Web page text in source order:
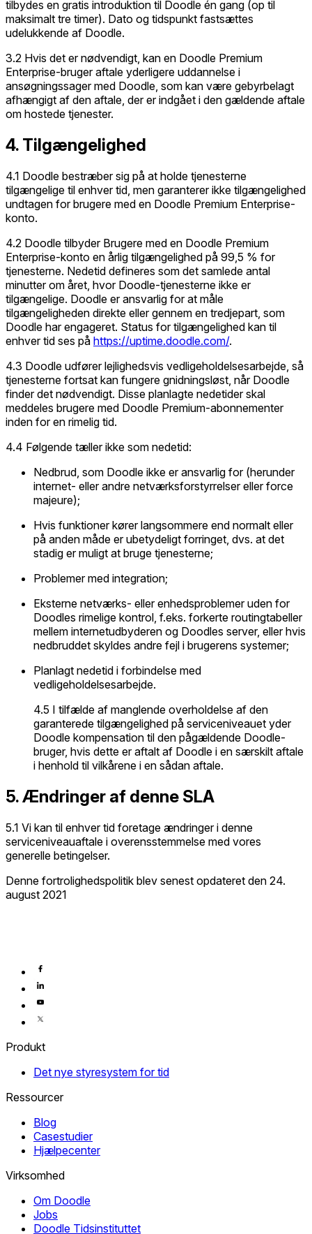
tilbydes en gratis introduktion til Doodle én gang (op til
maksimalt tre timer). Dato og tidspunkt fastsættes
udelukkende af Doodle.
3.2 Hvis det er nødvendigt, kan en Doodle Premium
Enterprise-bruger aftale yderligere uddannelse i
ansøgningssager med Doodle, som kan være gebyrbelagt
afhængigt af den aftale, der er indgået i den gældende aftale
om hostede tjenester.
4. Tilgængelighed
4.1 Doodle bestræber sig på at holde tjenesterne
tilgængelige til enhver tid, men garanterer ikke tilgængelighed
undtagen for brugere med en Doodle Premium Enterprise-
konto.
4.2 Doodle tilbyder Brugere med en Doodle Premium
Enterprise-konto en årlig tilgængelighed på 99,5 % for
tjenesterne. Nedetid defineres som det samlede antal
minutter om året, hvor Doodle-tjenesterne ikke er
tilgængelige. Doodle er ansvarlig for at måle
tilgængeligheden direkte eller gennem en tredjepart, som
Doodle har engageret. Status for tilgængelighed kan til
enhver tid ses på https://uptime.doodle.com/.
4.3 Doodle udfører lejlighedsvis vedligeholdelsesarbejde, så
tjenesterne fortsat kan fungere gnidningsløst, når Doodle
finder det nødvendigt. Disse planlagte nedetider skal
meddeles brugere med Doodle Premium-abonnementer
inden for en rimelig tid.
4.4 Følgende tæller ikke som nedetid:
Nedbrud, som Doodle ikke er ansvarlig for (herunder
internet- eller andre netværksforstyrrelser ellerforce
majeure);
Hvis funktioner kører langsommere end normalt eller
på anden måde er ubetydeligt forringet, dvs. at det
stadig er muligt at bruge tjenesterne;
Problemer med integration;
Eksterne netværks- eller enhedsproblemer uden for
Doodles rimelige kontrol, f.eks. forkerte routingtabeller
mellem internetudbyderen og Doodles server, eller hvis
nedbruddet skyldes andre fejl i brugerens systemer;
Planlagt nedetid i forbindelse med
vedligeholdelsesarbejde.
4.5 I tilfælde af manglende overholdelse af den
garanterede tilgængelighed på serviceniveauet yder
Doodle kompensation til den pågældende Doodle-
bruger, hvis dette er aftalt af Doodle i en særskilt aftale
i henhold til vilkårene i en sådan aftale.
5. Ændringer af denne SLA
5.1 Vi kan til enhver tid foretage ændringer i denne
serviceniveauaftale i overensstemmelse med vores
generelle betingelser.
Denne fortrolighedspolitik blev senest opdateret den 24.
august 2021
Produkt
Det nye styresystem for tid
Ressourcer
Blog
Casestudier
Hjælpecenter
Virksomhed
Om Doodle
Jobs
Doodle Tidsinstituttet